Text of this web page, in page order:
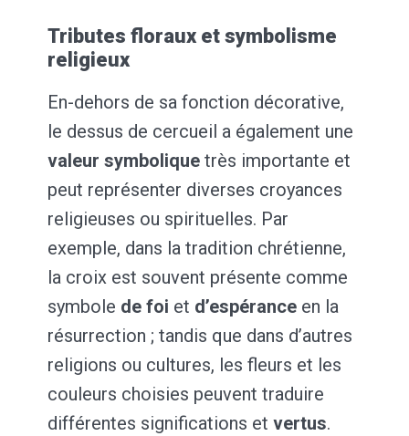
Tributes floraux et symbolisme
religieux
En-dehors de sa fonction décorative,
le dessus de cercueil a également une
valeur symbolique très importante et
peut représenter diverses croyances
religieuses ou spirituelles. Par
exemple, dans la tradition chrétienne,
la croix est souvent présente comme
symbole de foi et d’espérance en la
résurrection ; tandis que dans d’autres
religions ou cultures, les fleurs et les
couleurs choisies peuvent traduire
différentes significations et vertus.